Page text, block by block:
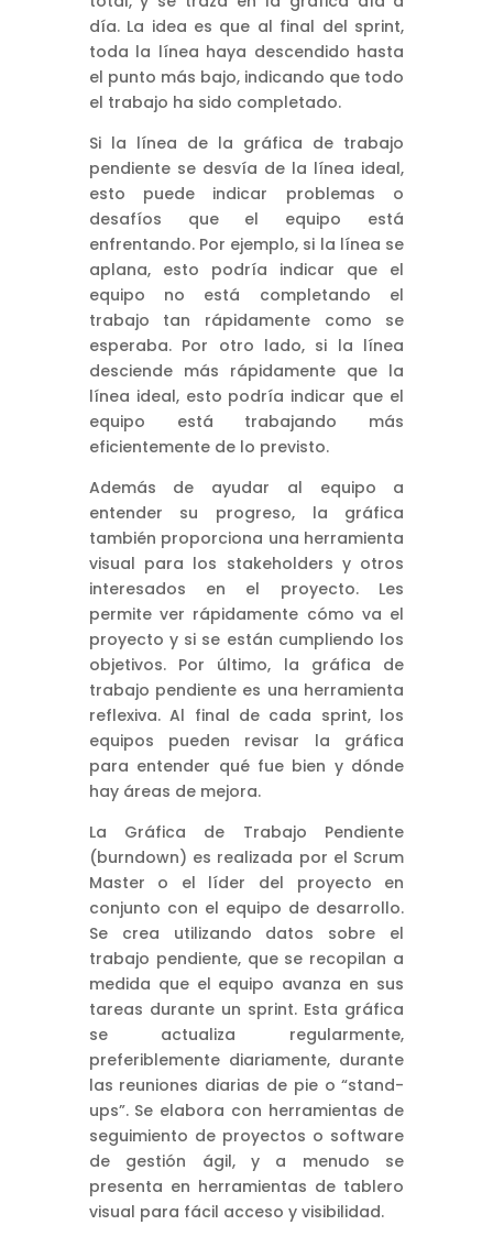
día. La idea es que al final del sprint,
toda la línea haya descendido hasta
el punto más bajo, indicando que todo
el trabajo ha sido completado.
Si la línea de la gráfica de trabajo
pendiente se desvía de la línea ideal,
esto puede indicar problemas o
desafíos que el equipo está
enfrentando. Por ejemplo, si la línea se
aplana, esto podría indicar que el
equipo no está completando el
trabajo tan rápidamente como se
esperaba. Por otro lado, si la línea
desciende más rápidamente que la
línea ideal, esto podría indicar que el
equipo está trabajando más
eficientemente de lo previsto.
Además de ayudar al equipo a
entender su progreso, la gráfica
también proporciona una herramienta
visual para los stakeholders y otros
interesados en el proyecto. Les
permite ver rápidamente cómo va el
proyecto y si se están cumpliendo los
objetivos. Por último, la gráfica de
trabajo pendiente es una herramienta
reflexiva. Al final de cada sprint, los
equipos pueden revisar la gráfica
para entender qué fue bien y dónde
hay áreas de mejora.
La Gráfica de Trabajo Pendiente
(burndown) es realizada por el Scrum
Master o el líder del proyecto en
conjunto con el equipo de desarrollo.
Se crea utilizando datos sobre el
trabajo pendiente, que se recopilan a
medida que el equipo avanza en sus
tareas durante un sprint. Esta gráfica
se actualiza regularmente,
preferiblemente diariamente, durante
las reuniones diarias de pie o “stand-
ups”. Se elabora con herramientas de
seguimiento de proyectos o software
de gestión ágil, y a menudo se
presenta en herramientas de tablero
visual para fácil acceso y visibilidad.